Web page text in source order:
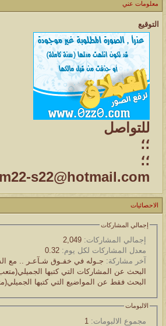
معلومات عني
التوقيع
للتواصل
؛؛
؛؛
m22-s22@hotmail.com
الاحصائيات
إجمالي المشاركات
إجمالي المشاركات:
معدل المشاركات لكل يوم:
آخر مشاركة: جـوله في خفـوق شـآعـر .. مع
البحث عن المشاركات التي كتبها
البحث فقط عن المواضيع التي كتبها
الالبومات
مجموع الالبومات: